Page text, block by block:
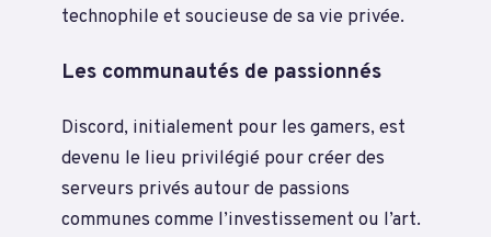
technophile et soucieuse de sa vie privée.
Les communautés de passionnés
Discord, initialement pour les gamers, est
devenu le lieu privilégié pour créer des
serveurs privés autour de passions
communes comme l’investissement ou l’art.